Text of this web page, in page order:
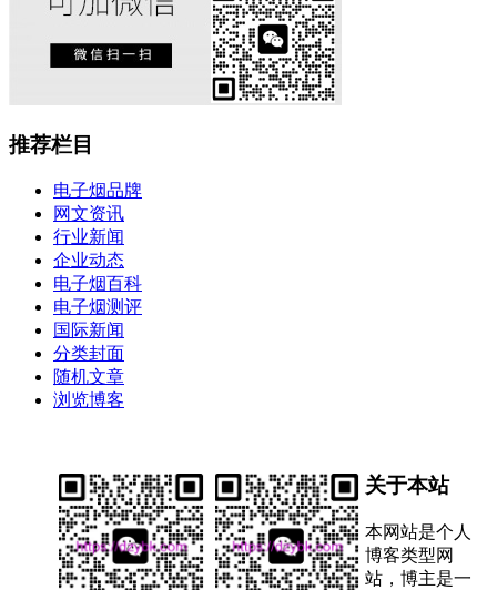
推荐栏目
电子烟品牌
网文资讯
行业新闻
企业动态
电子烟百科
电子烟测评
国际新闻
分类封面
随机文章
浏览博客
关于本站
本网站是个人
博客类型网
站，博主是一